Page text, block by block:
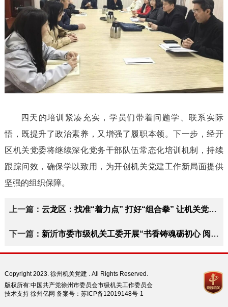
四天的培训紧凑充实，学员们带着问题学、联系实际
悟，既提升了政治素养，又增强了履职本领。下一步，经开
区机关党委将继续深化党务干部队伍常态化培训机制，持续
跟踪问效，确保学以致用，为开创机关党建工作新局面提供
坚强的组织保障。
上一篇： 云龙区：找准“着力点” 打好“组合拳” 让机关党建更有温度
下一篇： 新沂市委市级机关工委开展“书香铸魂砺初心 阅见新沂强担当”主题活动
Copyright 2023. 徐州机关党建 . All Rights Reserved.
版权所有:中国共产党徐州市委员会市级机关工作委员会
技术支持 徐州亿网 备案号： 苏ICP备12019148号-1